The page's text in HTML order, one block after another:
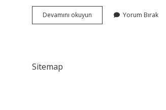
Devamını okuyun
Geldi
Yorum Bırak
Sitemap